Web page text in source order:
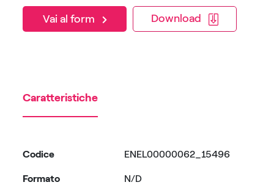
Vai al form Download
Caratteristiche
Codice
Formato
ENEL00000062_15496
N/D